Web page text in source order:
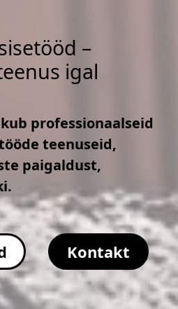
–
igal
professionaalseid
teenuseid,
paigaldust,
Kontakt